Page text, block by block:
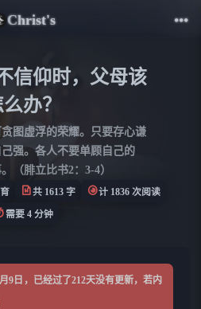
Christ's
信仰时，父母该
办？
图虚浮的荣耀。只要存心谦
强。各人不要单顾自己的
（腓立比书2：3-4）
共 1613 字
计 1836 次阅读
需要 4 分钟
9日，已经过了212天没有更新，若内